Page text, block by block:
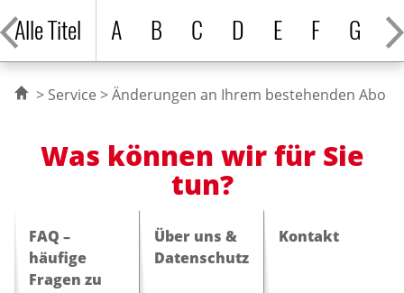
Alle Titel
A B C D E F G H
Service Änderungen an Ihrem bestehenden Abo
Was können wir für Sie
tun?
FAQ –
häufige
Fragen zu
Über uns &
Datenschutz
Kontakt